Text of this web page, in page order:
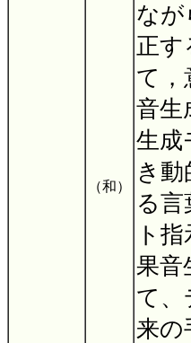
（和）
なが
正す
て，
音生
生成
き
る
ト
果音
て、
来の